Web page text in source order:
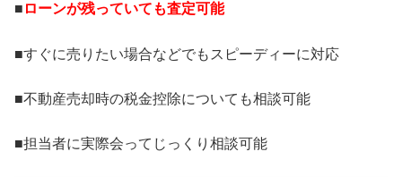
■ ローンが残っていても査定可能
■すぐに売りたい場合などでもスピーディーに対応
■不動産売却時の税金控除についても相談可能
■担当者に実際会ってじっくり相談可能